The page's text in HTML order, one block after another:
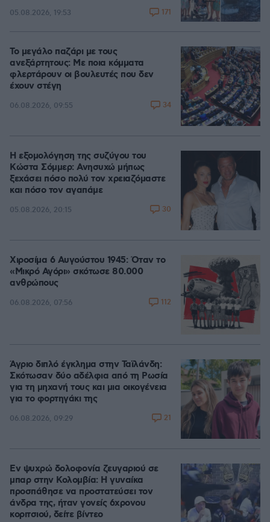
05.08.2026, 19:53 171
Το μεγάλο παζάρι με τους
ανεξάρτητους: Με ποια κόμματα
φλερτάρουν οι βουλευτές που δεν
έχουν στέγη
06.08.2026, 09:55 34
Η εξομολόγηση της συζύγου του
Κώστα Σόμμερ: Ανησυχώ μήπως
ξεχάσει πόσο πολύ τον χρειαζόμαστε
και πόσο τον αγαπάμε
05.08.2026, 20:15 30
Χιροσίμα 6 Αυγούστου 1945: Όταν το
«Μικρό Αγόρι» σκότωσε 80.000
ανθρώπους
06.08.2026, 07:56 112
Άγριο διπλό έγκλημα στην Ταϊλάνδη:
Σκότωσαν δύο αδέλφια από τη Ρωσία
για τη μηχανή τους και μια οικογένεια
για το φορτηγάκι της
06.08.2026, 09:29 21
Εν ψυχρώ δολοφονία ζευγαριού σε
μπαρ στην Κολομβία: Η γυναίκα
προσπάθησε να προστατεύσει τον
άνδρα της, ήταν γονείς 6χρονου
κοριτσιού, δείτε βίντεο